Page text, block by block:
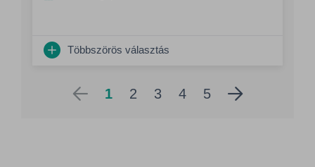
Többszörös választás
1 2 3 4 5